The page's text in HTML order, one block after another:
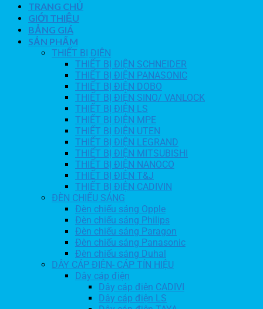
TRANG CHỦ
GIỚI THIỆU
BẢNG GIÁ
SẢN PHẨM
THIẾT BỊ ĐIỆN
THIẾT BỊ ĐIỆN SCHNEIDER
THIẾT BỊ ĐIỆN PANASONIC
THIẾT BỊ ĐIỆN DOBO
THIẾT BỊ ĐIỆN SINO/ VANLOCK
THIẾT BỊ ĐIỆN LS
THIẾT BỊ ĐIỆN MPE
THIẾT BỊ ĐIỆN UTEN
THIẾT BỊ ĐIỆN LEGRAND
THIẾT BỊ ĐIỆN MITSUBISHI
THIẾT BỊ ĐIỆN NANOCO
THIẾT BỊ ĐIỆN T&J
THIẾT BỊ ĐIỆN CADIVIN
ĐÈN CHIẾU SÁNG
Đèn chiếu sáng Opple
Đèn chiếu sáng Philips
Đèn chiếu sáng Paragon
Đèn chiếu sáng Panasonic
Đèn chiếu sáng Duhal
DÂY CÁP ĐIỆN- CÁP TÍN HIỆU
Dây cáp điện
Dây cáp điện CADIVI
Dây cáp điện LS